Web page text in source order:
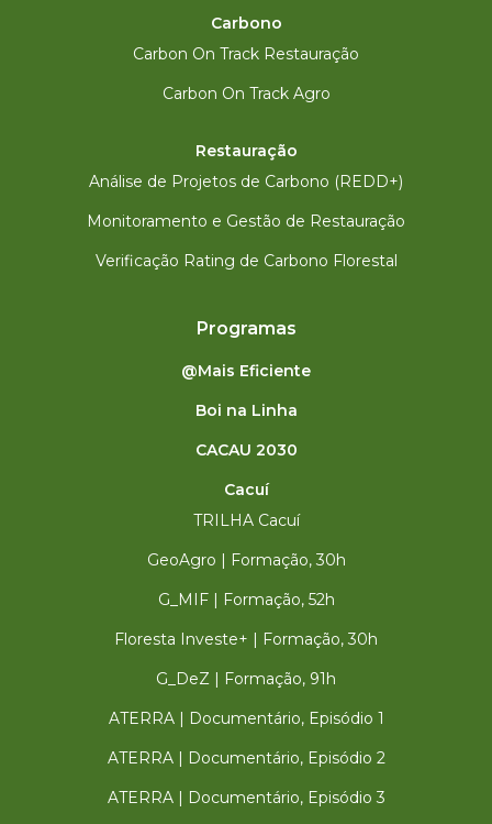
Carbono
Carbon On Track Restauração
Carbon On Track Agro
Restauração
Análise de Projetos de Carbono (REDD+)
Monitoramento e Gestão de Restauração
Verificação Rating de Carbono Florestal
Programas
@Mais Eficiente
Boi na Linha
CACAU 2030
Cacuí
TRILHA Cacuí
GeoAgro | Formação, 30h
G_MIF | Formação, 52h
Floresta Investe+ | Formação, 30h
G_DeZ | Formação, 91h
ATERRA | Documentário, Episódio 1
ATERRA | Documentário, Episódio 2
ATERRA | Documentário, Episódio 3